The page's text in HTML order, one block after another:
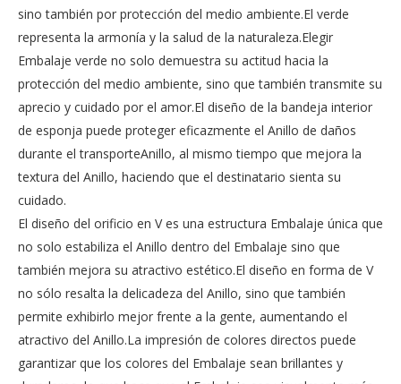
sino también por protección del medio ambiente.El verde
representa la armonía y la salud de la naturaleza.Elegir
Embalaje verde no solo demuestra su actitud hacia la
protección del medio ambiente, sino que también transmite su
aprecio y cuidado por el amor.El diseño de la bandeja interior
de esponja puede proteger eficazmente el Anillo de daños
durante el transporteAnillo, al mismo tiempo que mejora la
textura del Anillo, haciendo que el destinatario sienta su
cuidado.
El diseño del orificio en V es una estructura Embalaje única que
no solo estabiliza el Anillo dentro del Embalaje sino que
también mejora su atractivo estético.El diseño en forma de V
no sólo resalta la delicadeza del Anillo, sino que también
permite exhibirlo mejor frente a la gente, aumentando el
atractivo del Anillo.La impresión de colores directos puede
garantizar que los colores del Embalaje sean brillantes y